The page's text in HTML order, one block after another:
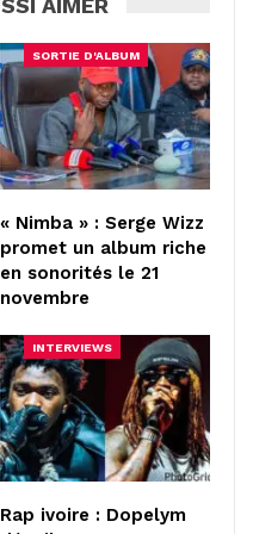
AIMER
SORTIE D'ALBUM
« Nimba » : Serge Wizz
promet un album riche
en sonorités le 21
novembre
INTERVIEWS
Rap ivoire : Dopelym